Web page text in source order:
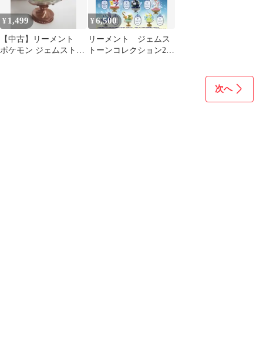
¥ 1,499
【中古】リーメント
ポケモン ジェムストー
¥6,500
リーメント ジェムス
トーンコレクション2
次へ